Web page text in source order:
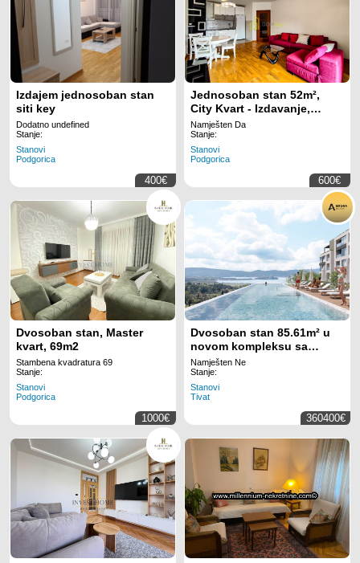
Izdajem jednosoban stan
siti key
Dodatno undefined
Stanje:
Stanovi
Podgorica
400€
Jednosoban stan 52m²,
City Kvart - Izdavanje,
Namješten, Klimatizovan
Namješten Da
Stanje:
Stanovi
Podgorica
600€
Dvosoban stan, Master
kvart, 69m2
Stambena kvadratura 69
Stanje:
Stanovi
Podgorica
1000€
Dvosoban stan 85.61m² u
novom kompleksu sa
bazenom – Tivat, Mrčevac
Namješten Ne
Stanje:
Stanovi
Tivat
360400€